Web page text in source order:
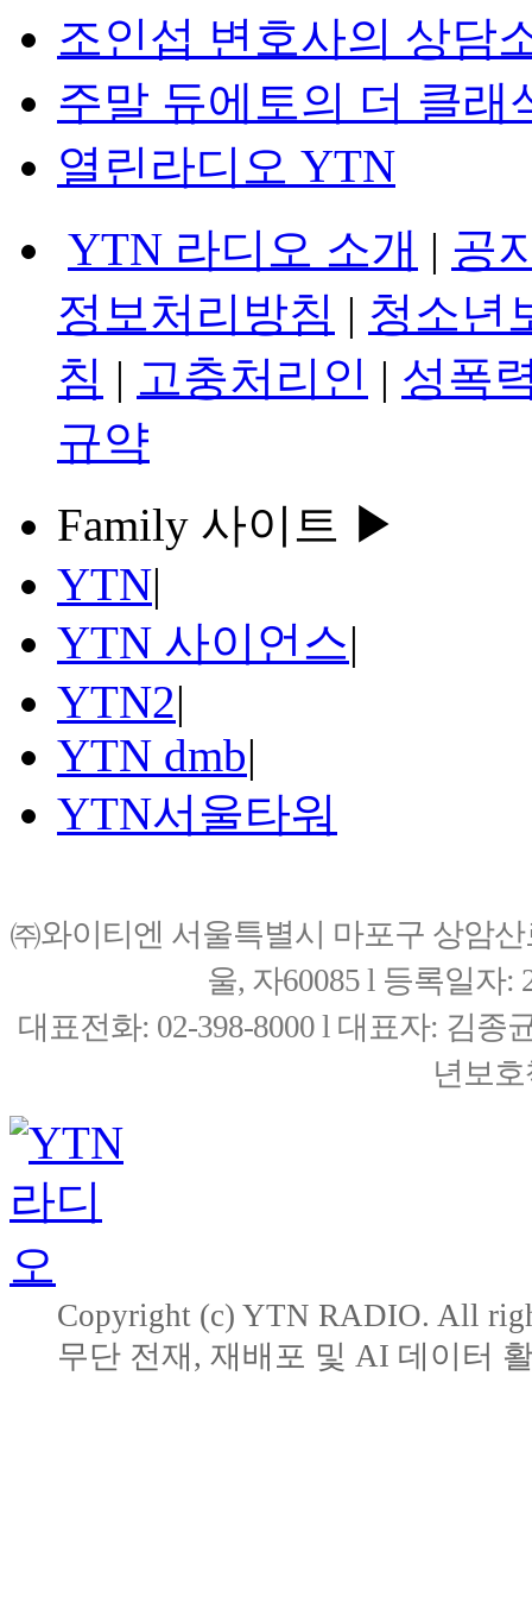
조인섭 변호사의 상담
주말 듀에토의 더 클래
열린라디오 YTN
YTN 라디오 소개 | 공
정보처리방침 | 청소년
침 | 고충처리인 | 성폭
규약
Family 사이트 ▶
YTN|
YTN 사이언스|
YTN2|
YTN dmb|
YTN서울타워
㈜와이티엔 서울특별시 마포구 상암
울, 자60085 l 등록일자:
대표전화: 02-398-8000 l 대표자: 김종
년보
Copyright (c) YTN RADIO. All
무단 전재, 재배포 및 AI 데이터